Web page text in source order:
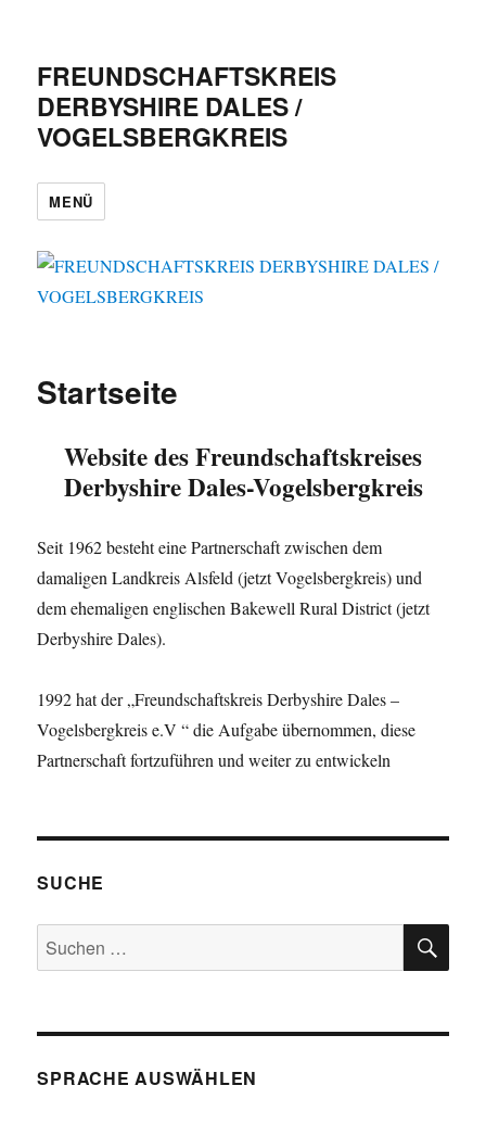
FREUNDSCHAFTSKREIS
DERBYSHIRE DALES /
VOGELSBERGKREIS
MENÜ
Startseite
Website des Freundschaftskreises
Derbyshire Dales-Vogelsbergkreis
Seit 1962 besteht eine Partnerschaft zwischen dem
damaligen Landkreis Alsfeld (jetzt Vogelsbergkreis) und
dem ehemaligen englischen Bakewell Rural District (jetzt
Derbyshire Dales).
1992 hat der „Freundschaftskreis Derbyshire Dales –
Vogelsbergkreis e.V “ die Aufgabe übernommen, diese
Partnerschaft fortzuführen und weiter zu entwickeln
SUCHE
Suchen
nach:
SPRACHE AUSWÄHLEN